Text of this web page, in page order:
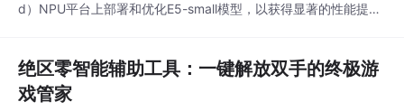
d）NPU平台上部署和优化E5-small模型，以获得显著的性能提升
型提供以下核心优势：- **算力高效**：针对Transfo
绝区零智能辅助工具：一键解放双手的终极游
戏管家